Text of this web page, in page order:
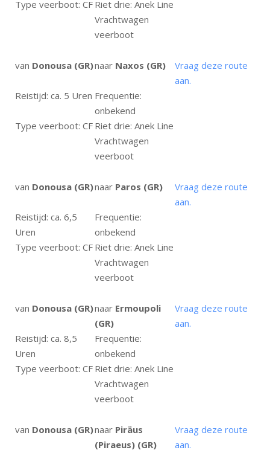
Type veerboot: CF Riet drie: Anek Line
Vrachtwagen
veerboot
van Donousa (GR)naar Naxos (GR)
Vraag deze route
aan.
Reistijd: ca. 5 Uren Frequentie:
onbekend
Type veerboot: CF Riet drie: Anek Line
Vrachtwagen
veerboot
van Donousa (GR)naar Paros (GR)
Vraag deze route
aan.
Reistijd: ca. 6,5
Uren
Frequentie:
onbekend
Type veerboot: CF Riet drie: Anek Line
Vrachtwagen
veerboot
van Donousa (GR)naar Ermoupoli
(GR)
Vraag deze route
aan.
Reistijd: ca. 8,5
Uren
Frequentie:
onbekend
Type veerboot: CF Riet drie: Anek Line
Vrachtwagen
veerboot
van Donousa (GR)naar Piräus
(Piraeus) (GR)
Vraag deze route
aan.